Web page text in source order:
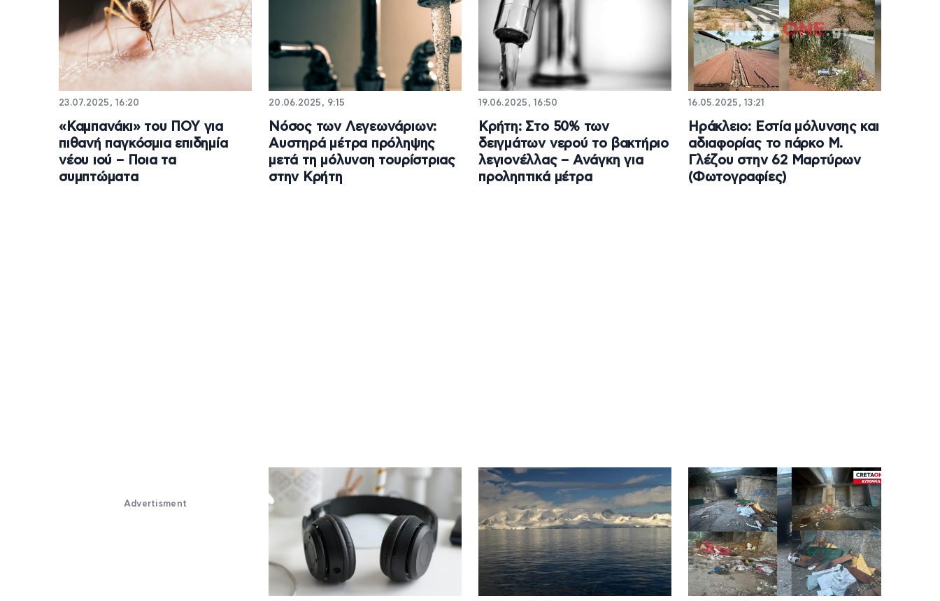
23.07.2025, 16:20
«Καμπανάκι» του ΠΟΥ για
πιθανή παγκόσμια επιδημία
νέου ιού – Ποια τα
συμπτώματα
20.06.2025, 9:15
Νόσος των Λεγεωνάριων:
Αυστηρά μέτρα πρόληψης
μετά τη μόλυνση τουρίστριας
στην Κρήτη
19.06.2025, 16:50
Κρήτη: Στο 50% των
δειγμάτων νερού το βακτήριο
λεγιονέλλας – Ανάγκη για
προληπτικά μέτρα
16.05.2025, 13:21
Ηράκλειο: Εστία μόλυνσης και
αδιαφορίας το πάρκο Μ.
Γλέζου στην 62 Μαρτύρων
(Φωτογραφίες)
Advertisment